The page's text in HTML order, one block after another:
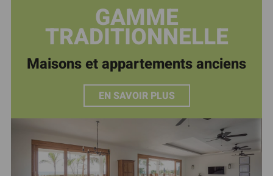
GAMME
TRADITIONNELLE
Maisons et appartements anciens
EN SAVOIR PLUS